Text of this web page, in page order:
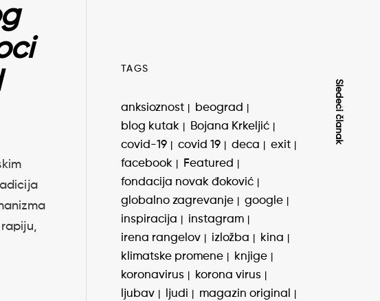
Sledeći članak
TAGS
anksioznost
beograd
blog kutak
Bojana Krkeljić
covid-19
covid 19 deca
exit
facebook
Featured
fondacija novak đoković
globalno zagrevanje
google
inspiracija
instagram
irena rangelov
izložba
kina
klimatske promene
knjige
koronavirus
korona virus
ljubav
ljudi
magazin original